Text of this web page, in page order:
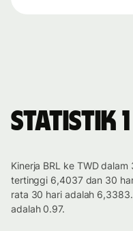
Statistik 1
Kinerja BRL ke TWD
tertinggi 6,4037 dan 30
rata 30 hari adalah
adalah 0.97.